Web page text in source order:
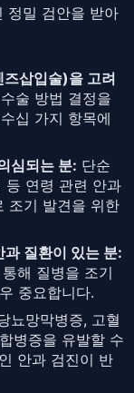
정밀 검안을 받아
삽입술)을 고려
술 방법 결정을
십 가지 항목에
심되는 분: 단순
등 연령 관련 안과
조기 발견을 위한
과 질환이 있는 분:
해 질병을 조기
중요합니다.
뇨망막병증, 고혈
병증을 유발할 수
안과 검진이 반